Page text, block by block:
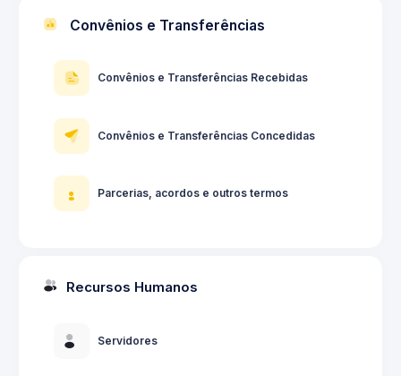
Convênios e Transferências
Convênios e Transferências Recebidas
Convênios e Transferências Concedidas
Parcerias, acordos e outros termos
Recursos Humanos
Servidores